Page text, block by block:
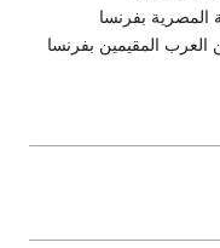
المصرية بفرنسا
العرب المقيمين بفرنسا